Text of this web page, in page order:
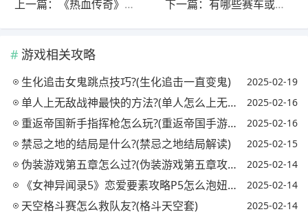
上一篇：《热血传奇》陈天桥自曝传奇是个烂游戏，原因找到了，请问后半句还说了些什么? 下一篇：有哪些赛车或者卡车模拟手游推荐?(卡车赛车游戏)
游戏相关攻略
生化追击女鬼跳点技巧?(生化追击一直变鬼) 2025-02-19
单人上无敌战神最快的方法?(单人怎么上无敌战神) 2025-02-16
重返帝国新手指挥枪怎么玩?(重返帝国手游玩法) 2025-02-16
禁忌之地的结局是什么?(禁忌之地结局解读) 2025-02-15
伪装游戏第五章怎么过?(伪装游戏第五章攻略) 2025-02-14
《女神异闻录5》恋爱要素攻略P5怎么泡妞?(女神异闻录5恋爱怎么合成) 2025-02-14
天空格斗赛怎么救队友?(格斗天空套) 2025-02-14